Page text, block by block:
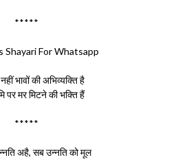
*****
Shayari For Whatsapp
नहीं भावों की अभिव्यक्ति है
पर मर मिटने की भक्ति हैं
*****
अहै, सब उन्नति को मूल